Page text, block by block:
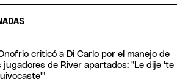
criticó a Di Carlo por el manejo de
jugadores de River apartados: "Le dije 'te